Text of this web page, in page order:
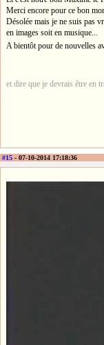
Merci encore pour ce bon
Désolée mais je ne suis pas
en images soit en musique...
A bientôt pour de nouvelles
et dire que je devrais être en
#15 - 07-10-2014 17:18:36